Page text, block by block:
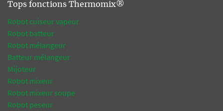
Tops fonctions Thermomix®
Robot cuiseur vapeur
Robot batteur
Robot mélangeur
Batteur mélangeur
Mijoteur
Robot mixeur
Robot mixeur soupe
Robot peseur